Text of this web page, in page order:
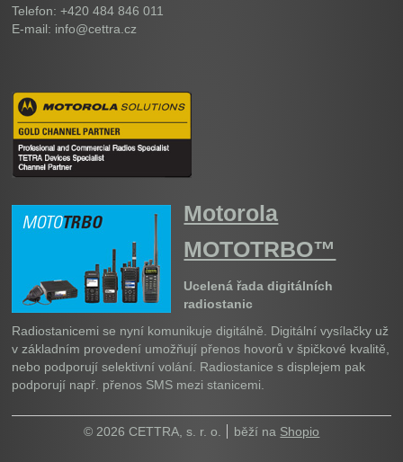
Telefon: +420 484 846 011
E-mail: info@cettra.cz
Motorola
MOTOTRBO™
Ucelená řada digitálních
radiostanic
Radiostanicemi se nyní komunikuje digitálně. Digitální vysílačky už
v základním provedení umožňují přenos hovorů v špičkové kvalitě,
nebo podporují selektivní volání. Radiostanice s displejem pak
podporují např. přenos SMS mezi stanicemi.
© 2026 CETTRA, s. r. o. běží na Shopio